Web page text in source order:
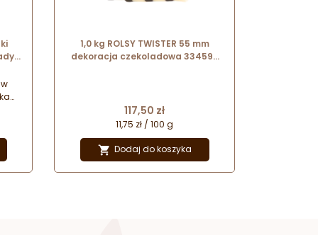
i
1,0 kg ROLSY TWISTER 55 mm
dekoracja czekoladowa 334592
Cena
117,50 zł
11,75 zł / 100 g
 Dodaj do koszyka